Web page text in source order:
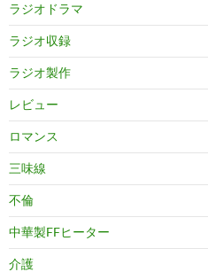
ラジオドラマ
ラジオ収録
ラジオ製作
レビュー
ロマンス
三味線
不倫
中華製FFヒーター
介護